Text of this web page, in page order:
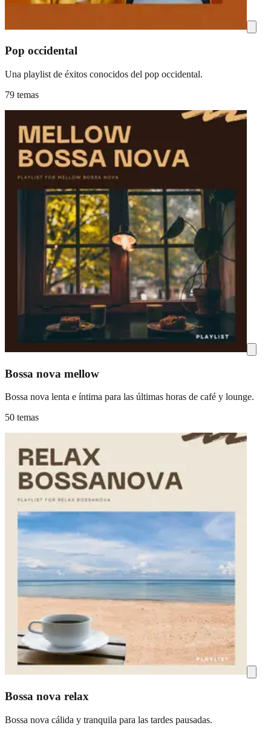
Pop occidental
Una playlist de éxitos conocidos del pop occidental.
79 temas
Bossa nova mellow
Bossa nova lenta e íntima para las últimas horas de café y lounge.
50 temas
Bossa nova relax
Bossa nova cálida y tranquila para las tardes pausadas.